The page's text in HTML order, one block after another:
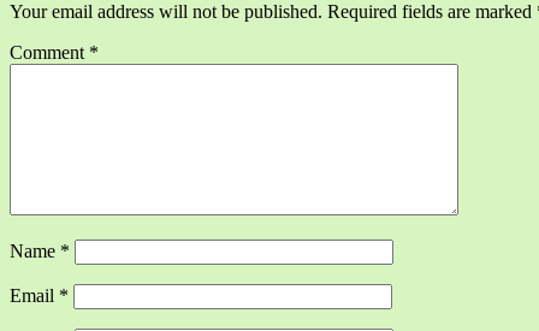
Your email address will not be published. Required fields are marked
Comment *
Name *
Email *